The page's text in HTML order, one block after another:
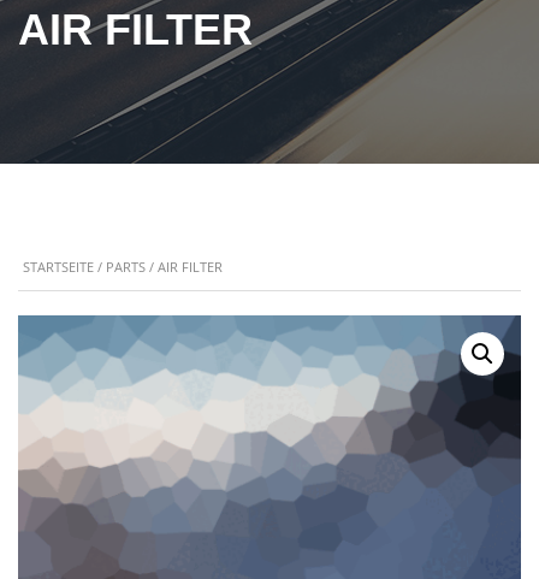
AIR FILTER
STARTSEITE / PARTS / AIR FILTER